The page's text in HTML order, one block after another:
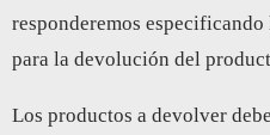
responderemos
para la devolución del
Los productos a devolver